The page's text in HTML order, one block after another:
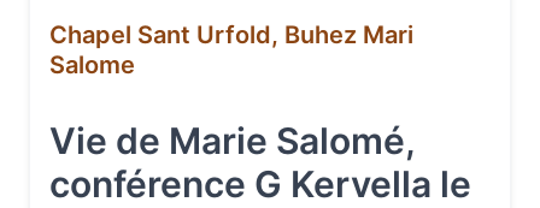
Chapel Sant Urfold, Buhez Mari
Salome
Vie de Marie Salomé,
conférence G Kervella le